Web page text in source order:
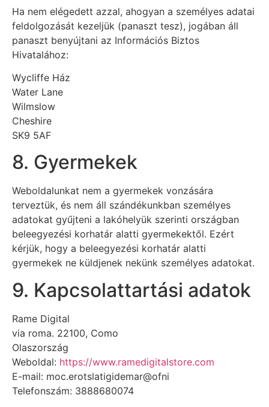
Ha nem elégedett azzal, ahogyan a személyes adatai
feldolgozását kezeljük (panaszt tesz), jogában áll
panaszt benyújtani az Információs Biztos
Hivatalához:
Wycliffe Ház
Water Lane
Wilmslow
Cheshire
SK9 5AF
8. Gyermekek
Weboldalunkat nem a gyermekek vonzására
terveztük, és nem áll szándékunkban személyes
adatokat gyűjteni a lakóhelyük szerinti országban
beleegyezési korhatár alatti gyermekektől. Ezért
kérjük, hogy a beleegyezési korhatár alatti
gyermekek ne küldjenek nekünk személyes adatokat.
9. Kapcsolattartási adatok
Rame Digital
via roma. 22100, Como
Olaszország
Weboldal: https://www.ramedigitalstore.com
E-mail: moc.erotslatigidemar@ofni
Telefonszám: 3888680074